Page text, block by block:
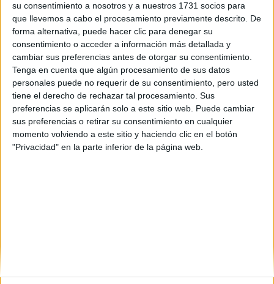
su consentimiento a nosotros y a nuestros 1731 socios para
que llevemos a cabo el procesamiento previamente descrito. De
forma alternativa, puede hacer clic para denegar su
consentimiento o acceder a información más detallada y
cambiar sus preferencias antes de otorgar su consentimiento.
Tenga en cuenta que algún procesamiento de sus datos
personales puede no requerir de su consentimiento, pero usted
tiene el derecho de rechazar tal procesamiento. Sus
preferencias se aplicarán solo a este sitio web. Puede cambiar
sus preferencias o retirar su consentimiento en cualquier
momento volviendo a este sitio y haciendo clic en el botón
"Privacidad" en la parte inferior de la página web.
MODA 09-08-2024 11:49
Si estás buscando tu estilo ideal,
Sarah Jessica Parker tiene la
respuesta: Las sandalias con taco
más cómodas para esta temporada
La actriz y productora de televisión, Sarah Jessica Parker,
lució durante el rodaje de "And Just Like That" las
sandalias de tacón alto ideales para que puedas verte